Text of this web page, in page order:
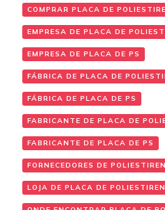
COMPRAR PLACA DE
EMPRESA DE PLACA DE
EMPRESA DE PLACA DE PS
FÁBRICA DE PLACA DE
FÁBRICA DE PLACA DE PS
FABRICANTE DE PLACA DE
FABRICANTE DE PLACA DE PS
FORNECEDORES DE
LOJA DE PLACA DE